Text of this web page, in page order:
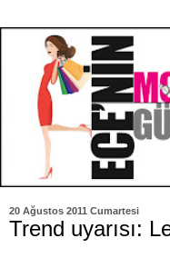
20 Ağustos 2011 Cumartesi
Trend uyarısı: